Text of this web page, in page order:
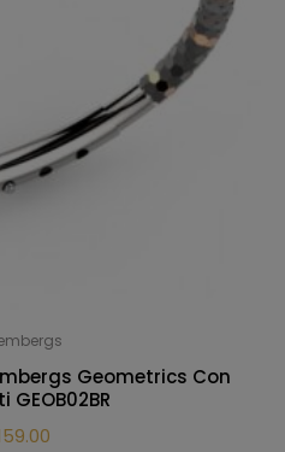
Geometrics Con